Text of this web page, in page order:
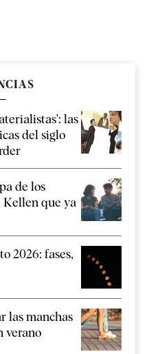
las
del siglo
de los
Kellen que ya
2026: fases,
las manchas
verano